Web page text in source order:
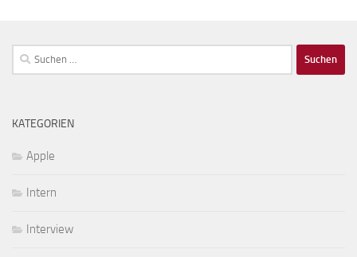
Suchen
nach:
KATEGORIEN
Apple
Intern
Interview